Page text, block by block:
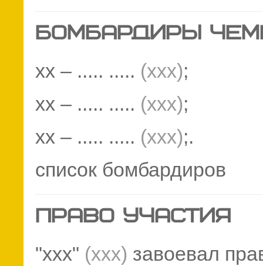
БОМБАРДИРЫ
хх – ..... ..... (ххх);
хх – ..... ..... (ххх);
хх – ..... ..... (ххх);.
список бомбардиров
ПРАВО УЧАСТИЯ
"ххх" (ххх) завоевал